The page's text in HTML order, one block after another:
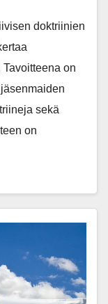
doktriinien
on
sekä
on